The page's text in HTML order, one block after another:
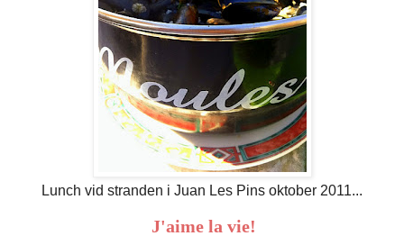
Lunch vid stranden i Juan Les Pins oktober 2011...
J'aime la vie!